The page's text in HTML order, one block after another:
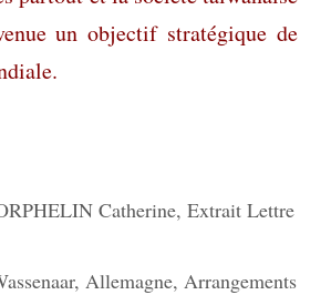
un objectif stratégique de
Catherine, Extrait Lettre
, Allemagne, Arrangements